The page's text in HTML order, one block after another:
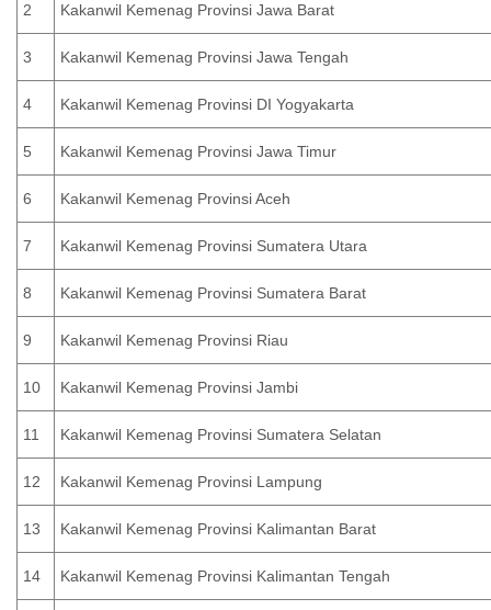
2 Kakanwil Kemenag Provinsi Jawa Barat
3 Kakanwil Kemenag Provinsi Jawa Tengah
4 Kakanwil Kemenag Provinsi DI Yogyakarta
5 Kakanwil Kemenag Provinsi Jawa Timur
6 Kakanwil Kemenag Provinsi Aceh
7 Kakanwil Kemenag Provinsi Sumatera Utara
8 Kakanwil Kemenag Provinsi Sumatera Barat
9 Kakanwil Kemenag Provinsi Riau
10 Kakanwil Kemenag Provinsi Jambi
11 Kakanwil Kemenag Provinsi Sumatera Selatan
12 Kakanwil Kemenag Provinsi Lampung
13 Kakanwil Kemenag Provinsi Kalimantan Barat
14 Kakanwil Kemenag Provinsi Kalimantan Tengah